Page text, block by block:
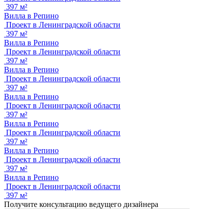
397 м²
Вилла в Репино
Проект в Ленинградской области
397 м²
Вилла в Репино
Проект в Ленинградской области
397 м²
Вилла в Репино
Проект в Ленинградской области
397 м²
Вилла в Репино
Проект в Ленинградской области
397 м²
Вилла в Репино
Проект в Ленинградской области
397 м²
Вилла в Репино
Проект в Ленинградской области
397 м²
Вилла в Репино
Проект в Ленинградской области
397 м²
Получите консультацию ведущего дизайнера